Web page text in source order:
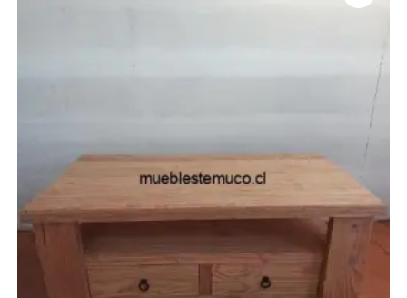
MESAS DE CENTRO
RACK
TOCADORES